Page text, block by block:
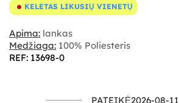
KELETAS LIKUSIŲ VIENETŲ
Apima: lankas
Medžiaga: 100% Poliesteris
REF: 13698-0
PATEIKĖ2026-08-11